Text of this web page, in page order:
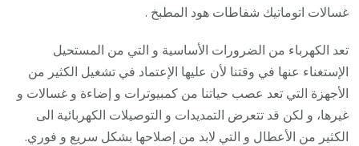
24
ساعة
غسالات اتوماتيك شفاطات هود المطبخ .
تعد الكهرباء من الضرورات الأساسية و التي من المستحيل
الإستغناء عنها في وقتنا لأن عليها الإعتماد في تشغيل الكثير من
الأجهزة التي تعد عصب حياتنا من كمبيوترات و إضاءة و غسالات و
غيرها، و لكن قد تتعرض التمديدات و التوصيلات الكهربائية الى
الكثير من الأعطال و التي لابد من إصلاحها بشكل سريع و فوري.